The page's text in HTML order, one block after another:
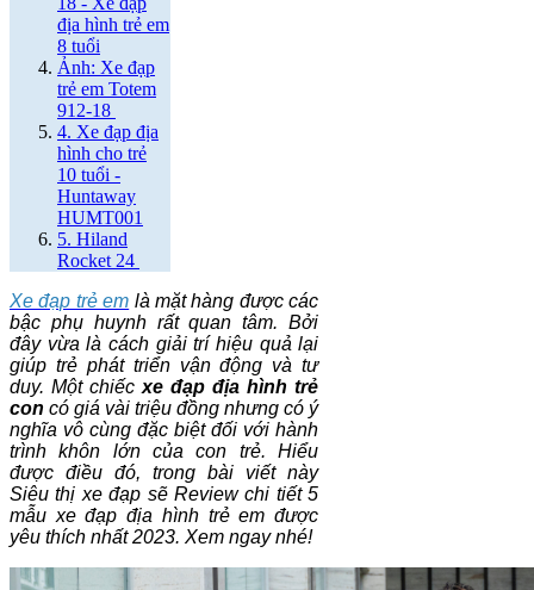
địa hình trẻ em
8 tuổi
Ảnh: Xe đạp
trẻ em Totem
912-18
4. Xe đạp địa
hình cho trẻ
10 tuổi -
Huntaway
HUMT001
5. Hiland
Rocket 24
Xe đạp trẻ em là mặt hàng được các
bậc phụ huynh rất quan tâm. Bởi
đây vừa là cách giải trí hiệu quả lại
giúp trẻ phát triển vận động và tư
duy. Một chiếcxe đạp địa hình trẻ
con có giá vài triệu đồng nhưng có ý
nghĩa vô cùng đặc biệt đối với hành
trình khôn lớn của con trẻ. Hiểu
được điều đó, trong bài viết này
Siêu thị xe đạp sẽ Review chi tiết 5
mẫu xe đạp địa hình trẻ em được
yêu thích nhất 2023. Xem ngay nhé!